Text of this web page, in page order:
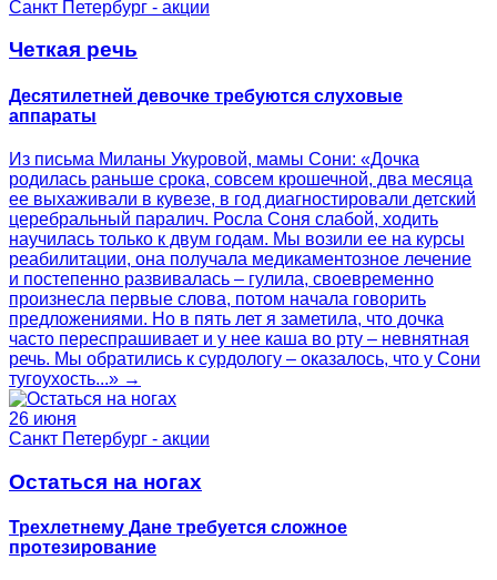
Санкт Петербург - акции
Четкая речь
Десятилетней девочке требуются слуховые
аппараты
Из письма Миланы Укуровой, мамы Сони: «Дочка
родилась раньше срока, совсем крошечной, два месяца
ее выхаживали в кувезе, в год диагностировали детский
церебральный паралич. Росла Соня слабой, ходить
научилась только к двум годам. Мы возили ее на курсы
реабилитации, она получала медикаментозное лечение
и постепенно развивалась – гулила, своевременно
произнесла первые слова, потом начала говорить
предложениями. Но в пять лет я заметила, что дочка
часто переспрашивает и у нее каша во рту – невнятная
речь. Мы обратились к сурдологу – оказалось, что у Сони
тугоухость...» →
26 июня
Санкт Петербург - акции
Остаться на ногах
Трехлетнему Дане требуется сложное
протезирование